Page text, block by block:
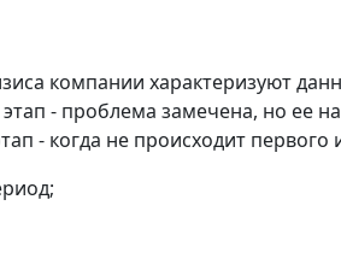
компании характеризуют
- проблема замечена, но ее
- когда не происходит